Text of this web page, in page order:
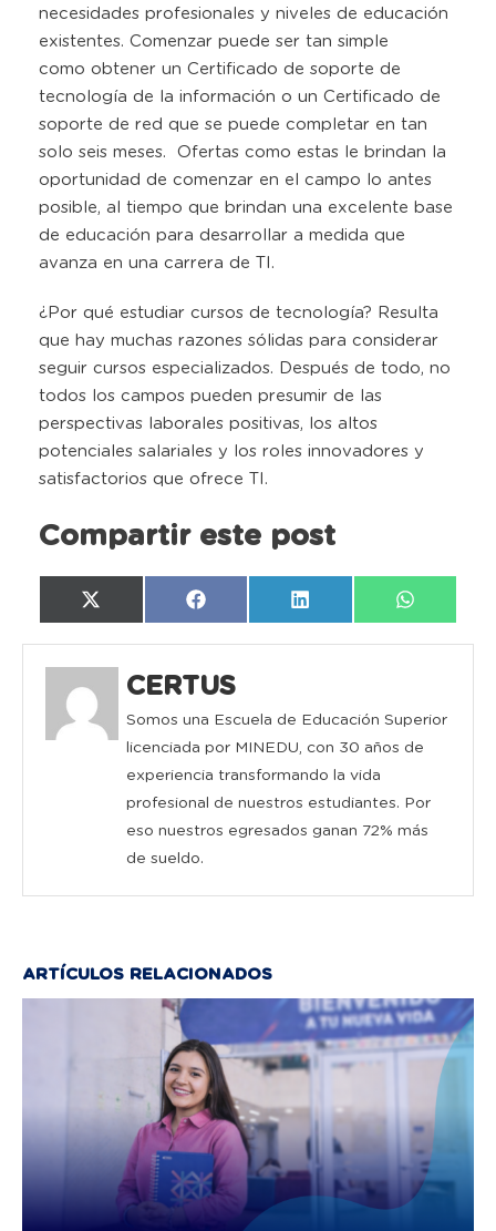
necesidades profesionales y niveles de educación
existentes. Comenzar puede ser tan simple
como obtener un Certificado de soporte de
tecnología de la información o un Certificado de
soporte de red que se puede completar en tan
solo seis meses. Ofertas como estas le brindan la
oportunidad de comenzar en el campo lo antes
posible, al tiempo que brindan una excelente base
de educación para desarrollar a medida que
avanza en una carrera de TI.
¿Por qué estudiar cursos de tecnología? Resulta
que hay muchas razones sólidas para considerar
seguir cursos especializados. Después de todo, no
todos los campos pueden presumir de las
perspectivas laborales positivas, los altos
potenciales salariales y los roles innovadores y
satisfactorios que ofrece TI.
Compartir este post
Compartir
en
X
(Twitter)
Compartir
en
Facebook
Compartir
en
LinkedIn
Compartir
en
CERTUS
Somos una Escuela de Educación Superior
licenciada por MINEDU, con 30 años de
experiencia transformando la vida
profesional de nuestros estudiantes. Por
eso nuestros egresados ganan 72% más
de sueldo.
ARTÍCULOS RELACIONADOS